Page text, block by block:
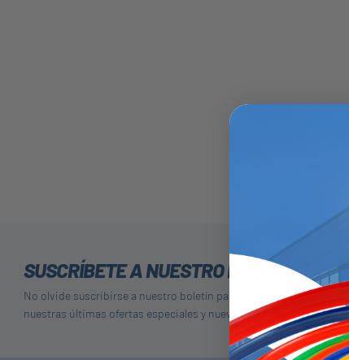
SUSCRÍBETE A NUESTRO BOLETÍN
No olvide suscribirse a nuestro boletín para recibir detalles de
nuestras últimas ofertas especiales y nuevos productos.